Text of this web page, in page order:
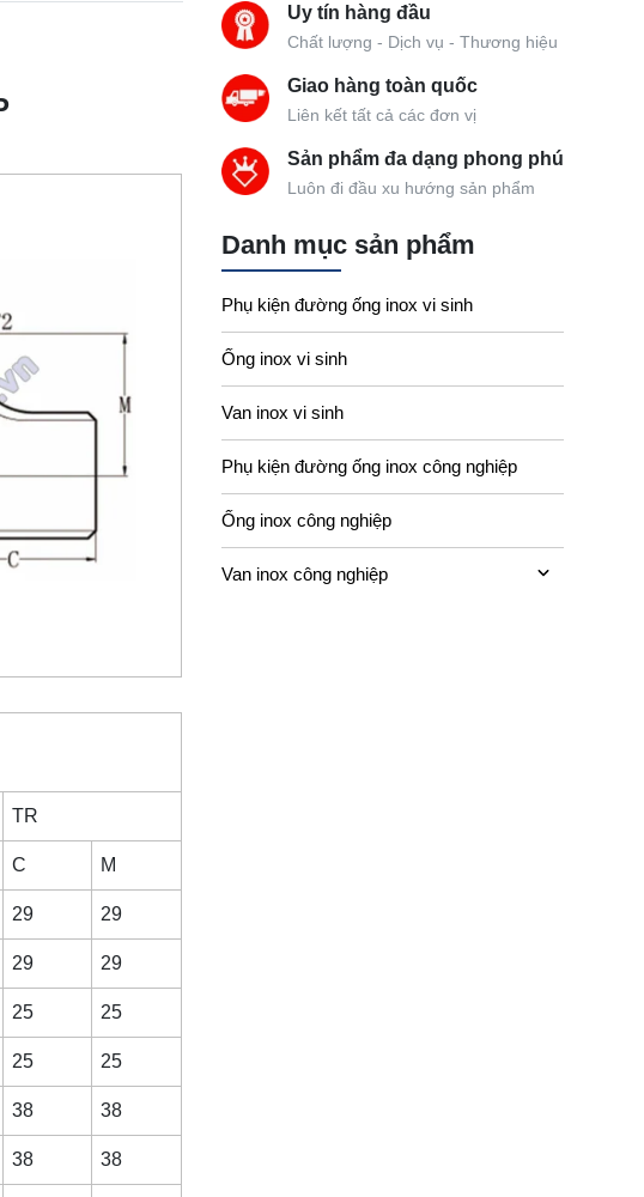
TR
C M
29 29
29 29
25 25
25 25
38 38
38 38
Uy tín hàng đầu
Chất lượng - Dịch vụ - Thương hiệu
Giao hàng toàn quốc
Liên kết tất cả các đơn vị
Sản phẩm đa dạng phong phú
Luôn đi đầu xu hướng sản phẩm
Danh mục sản phẩm
Phụ kiện đường ống inox vi sinh
Ống inox vi sinh
Van inox vi sinh
Phụ kiện đường ống inox công nghiệp
Ống inox công nghiệp
Van inox công nghiệp